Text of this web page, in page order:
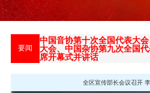
要闻
中国音协第十次全国代表大
大会、中国杂协第九次全国
席开幕式并讲话
全区宣传部长会议召开